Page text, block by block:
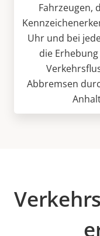
Fahrzeugen,
Uhr und bei
die
Abbremsen